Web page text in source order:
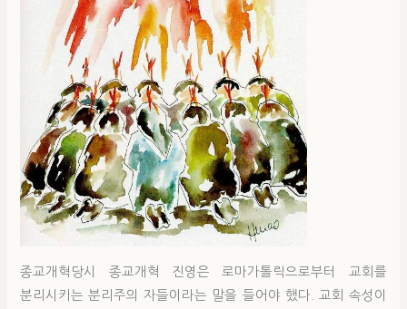
종교개혁당시 종교개혁 진영은 로마가톨릭으로부터 교회를
분리시키는 분리주의 자들이라는 말을 들어야 했다. 교회 속성이